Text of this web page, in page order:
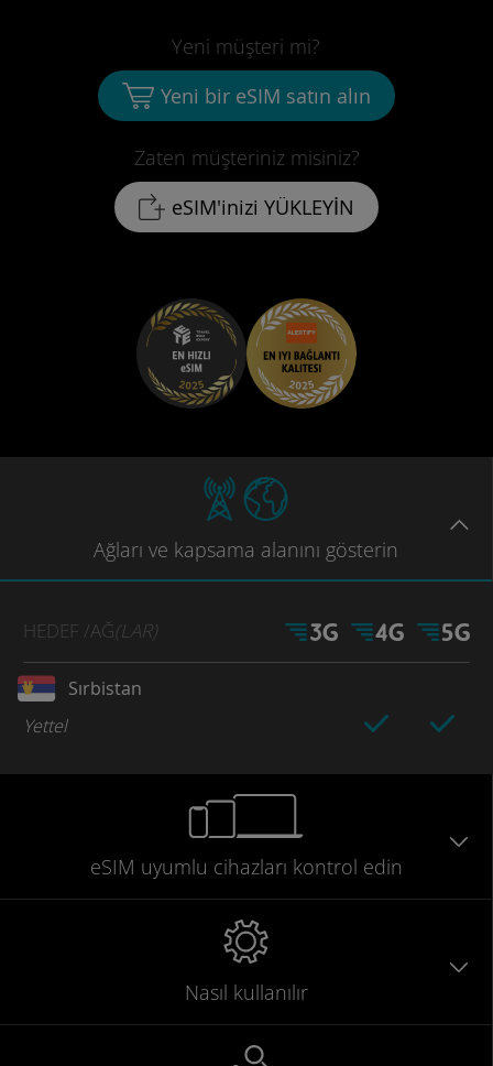
Zaten müşteriniz misiniz?
eSIM'inizi YÜKLEYİN
Yeni müşteri mi?
Yeni bir eSIM satın alın
Ağları ve kapsama alanını gösterin
HEDEF /AĞ(LAR)
Sırbistan
Yettel
eSIM uyumlu cihazları kontrol edin
Nasıl kullanılır